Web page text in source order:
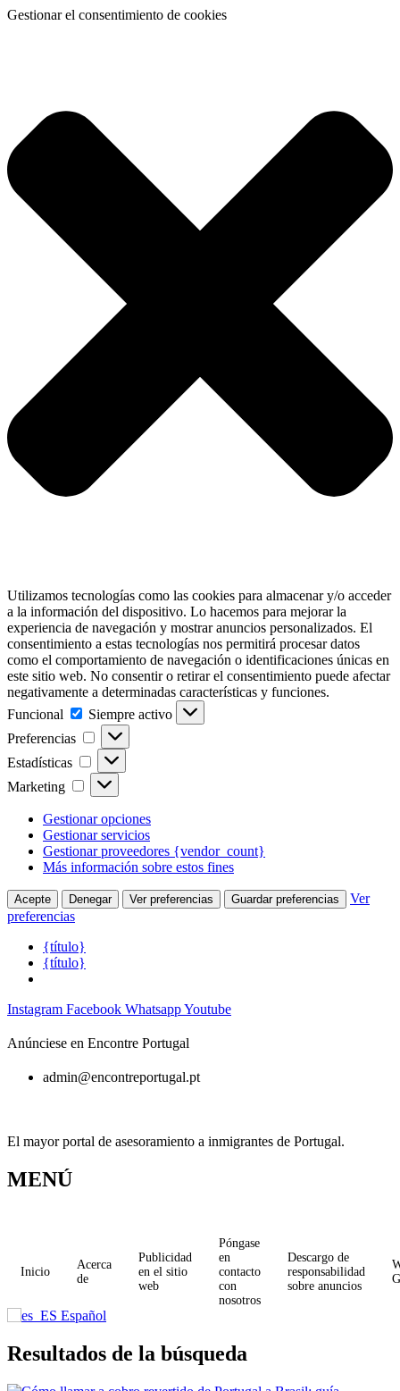
Gestionar el consentimiento de cookies
Utilizamos tecnologías como las cookies para almacenar y/o acceder
a la información del dispositivo. Lo hacemos para mejorar la
experiencia de navegación y mostrar anuncios personalizados. El
consentimiento a estas tecnologías nos permitirá procesar datos
como el comportamiento de navegación o identificaciones únicas en
este sitio web. No consentir o retirar el consentimiento puede afectar
negativamente a determinadas características y funciones.
Funcional
Funcional
Siempre activo
Preferencias
Preferencias
Estadísticas Estadísticas
Marketing Marketing
Gestionar opciones
Gestionar servicios
Gestionar proveedores {vendor_count}
Más información sobre estos fines
Acepte Denegar Ver preferencias Guardar preferencias
Ver
preferencias
{título}
{título}
Ir
contenido
Instagram Facebook WhatsappYoutube
Anúnciese en Encontre Portugal
admin@encontreportugal.pt
El mayor portal de asesoramiento a inmigrantes de Portugal.
MENÚ
Inicio
Acerca
de
Publicidad
en el sitio
web
Póngase
en
contacto
con
nosotros
Descargo de
responsabilidad
sobre anuncios
Español
Resultados de la búsqueda